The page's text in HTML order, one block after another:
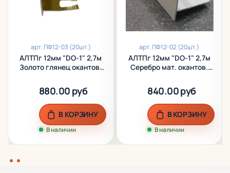
арт.ПФ12-03 (20шт.)
АЛТПг 12мм "DO-1" 2,7м
Золото глянец окантов.
880.00 руб
В наличии
В КОРЗИНУ
арт.ПФ12-02 (20шт.)
АЛТПг 12мм "DO-1" 2,7м
Серебро мат. окантов.
840.00 руб
В наличии
В КОРЗИНУ